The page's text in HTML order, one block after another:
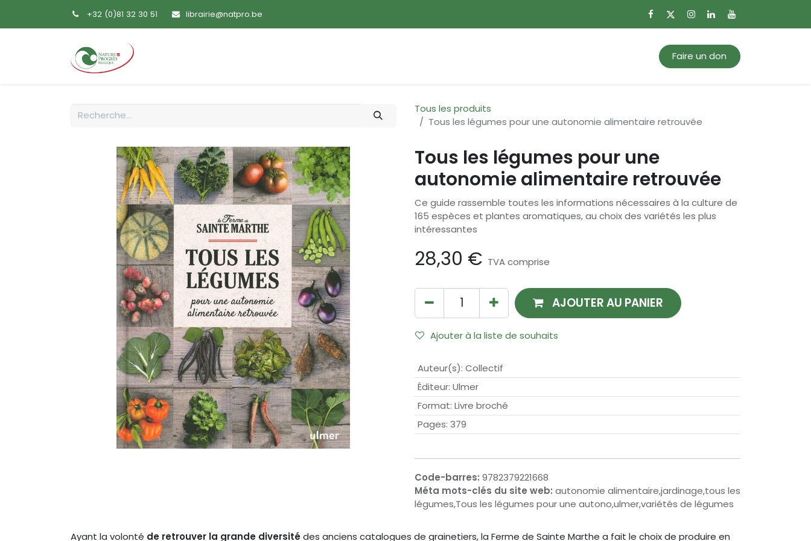
+32 (0)81 32 30 51 librairie@natpro.be
Faire un don
Tous les produits
Tous les légumes pour une autonomie alimentaire retrouvée
Tous les légumes pour une
autonomie alimentaire retrouvée
Ce guide rassemble toutes les informations nécessaires à la culture de
165 espèces et plantes aromatiques, au choix des variétés les plus
intéressantes
28,30 € TVA comprise
AJOUTER AU PANIER
Ajouter à la liste de souhaits
Auteur(s): Collectif
Éditeur: Ulmer
Format: Livre broché
Pages: 379
Code-barres: 9782379221668
Méta mots-clés du site web: autonomie alimentaire,jardinage,tous les
légumes,Tous les légumes pour une autono,ulmer,variétés de légumes
Ayant la volonté de retrouver la grande diversitédes anciens catalogues de grainetiers, la Ferme de Sainte Marthe a fait le choix de produire en